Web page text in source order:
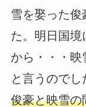
雪を娶った俊
た。明日国境
から・・・映
と言うのでし
俊豪と映雪の